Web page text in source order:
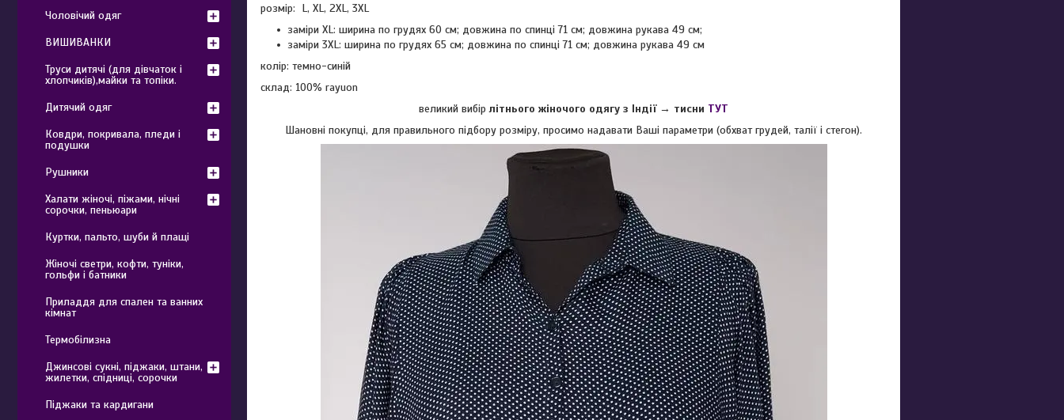
розмір: L, XL, 2XL, 3XL
заміри XL: ширина по грудях 60 см; довжина по спинці 71 см; довжина рукава 49 см;
заміри 3XL: ширина по грудях 65 см; довжина по спинці 71 см; довжина рукава 49 см
колір: темно-синій
склад: 100% rayuon
великий вибірлітнього жіночого одягу з Індії → тисни ТУТ
Шановні покупці, для правильного підбору розміру, просимо надавати Ваші параметри (обхват грудей, талії і стегон).
Чоловічий одяг
ВИШИВАНКИ
Труси дитячі (для дівчаток і
хлопчиків),майки та топіки.
Дитячий одяг
Ковдри, покривала, пледи і
подушки
Рушники
Халати жіночі, піжами, нічні
сорочки, пеньюари
Куртки, пальто, шуби й плащі
Жіночі светри, кофти, туніки,
гольфи і батники
Приладдя для спален та ванних
кімнат
Термобілизна
Джинсові сукні, піджаки, штани,
жилетки, спідниці, сорочки
Піджаки та кардигани